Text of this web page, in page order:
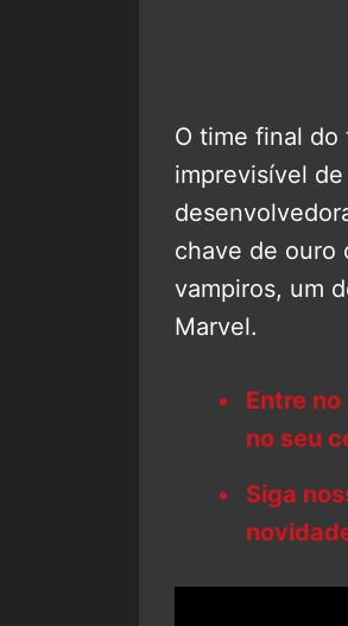
O time final do
imprevisível
chave de ouro
vampiros, um
Marvel.
Entre
no seu
Siga